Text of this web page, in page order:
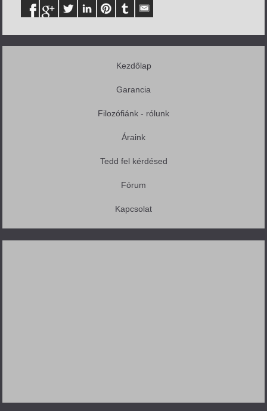
Kezdőlap
Garancia
Filozófiánk - rólunk
Áraink
Tedd fel kérdésed
Fórum
Kapcsolat